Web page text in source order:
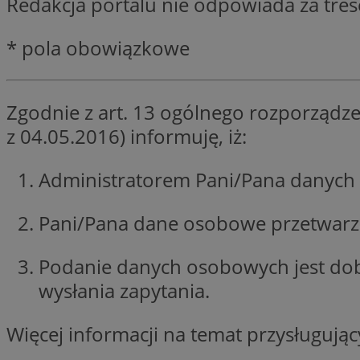
* pola obowiązkowe
Zgodnie z art. 13 ogólnego
z 04.05.2016) informuję, iż:
Administratorem Pani/Pana
Pani/Pana dane osobowe
Podanie danych osobowych jest
wysłania zapytania.
Więcej informacji na temat
SessID
__cf_bm